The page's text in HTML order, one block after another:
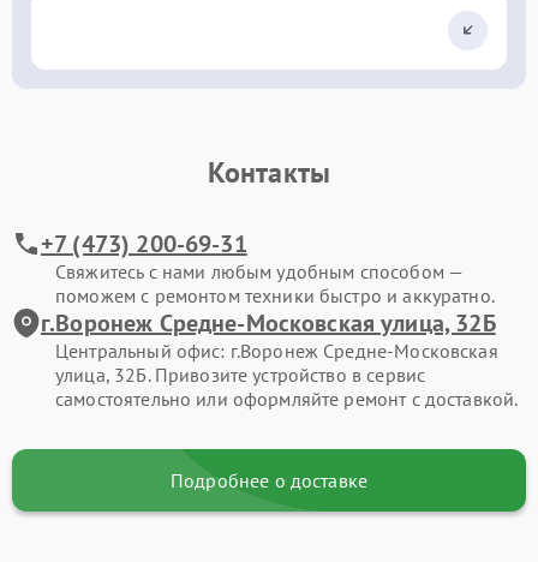
Контакты
+7 (473) 200-69-31
Свяжитесь с нами любым удобным способом —
поможем с ремонтом техники быстро и аккуратно.
г.Воронеж Средне-Московская улица, 32Б
Центральный офис: г.Воронеж Средне-Московская
улица, 32Б. Привозите устройство в сервис
самостоятельно или оформляйте ремонт с доставкой.
Подробнее о доставке